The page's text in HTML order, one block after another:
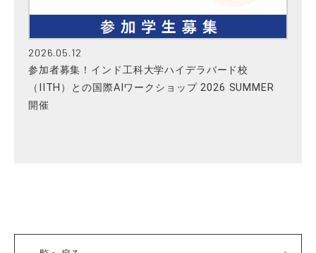
2026.05.12
参加者募集！インド工科大学ハイデラバード校
（IITH）との国際AIワークショップ 2026 SUMMER
開催